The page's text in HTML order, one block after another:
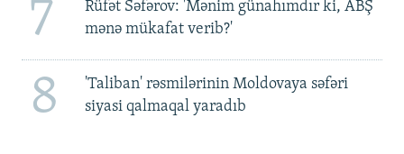
7
Rüfət Səfərov: 'Mənim günahımdır ki, ABŞ
mənə mükafat verib?'
8
'Taliban' rəsmilərinin Moldovaya səfəri
siyasi qalmaqal yaradıb